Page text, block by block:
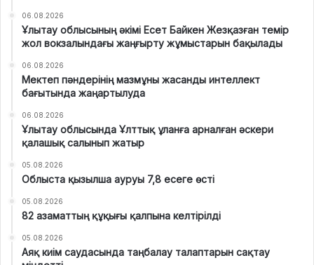
06.08.2026
Ұлытау облысының әкімі Есет Байкен Жезқазған темір
жол вокзалындағы жаңғырту жұмыстарын бақылады
06.08.2026
Мектеп пәндерінің мазмұны жасанды интеллект
бағытында жаңартылуда
06.08.2026
Ұлытау облысында Ұлттық ұланға арналған әскери
қалашық салынып жатыр
05.08.2026
Облыста қызылша ауруы 7,8 есеге өсті
05.08.2026
82 азаматтың құқығы қалпына келтірілді
05.08.2026
Аяқ киім саудасында таңбалау талаптарын сақтау